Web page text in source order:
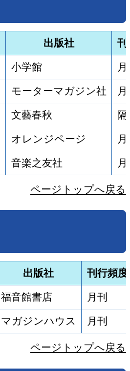
出版社 刊
小学館
モーターマガジン社
文藝春秋
オレンジページ
音楽之友社
ページトップへ戻る
出版社 刊行頻度
福音館書店 月刊
マガジンハウス 月刊
ページトップへ戻る